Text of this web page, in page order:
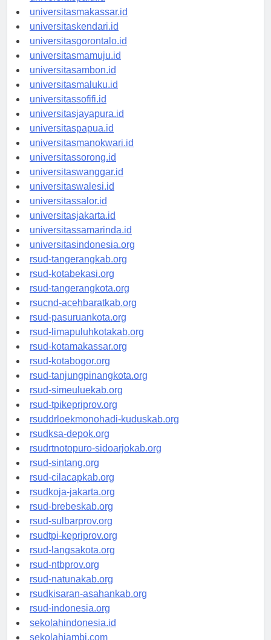
universitaspalu.id
universitasmakassar.id
universitaskendari.id
universitasgorontalo.id
universitasmamuju.id
universitasambon.id
universitasmaluku.id
universitassofifi.id
universitasjayapura.id
universitaspapua.id
universitasmanokwari.id
universitassorong.id
universitaswanggar.id
universitaswalesi.id
universitassalor.id
universitasjakarta.id
universitassamarinda.id
universitasindonesia.org
rsud-tangerangkab.org
rsud-kotabekasi.org
rsud-tangerangkota.org
rsucnd-acehbaratkab.org
rsud-pasuruankota.org
rsud-limapuluhkotakab.org
rsud-kotamakassar.org
rsud-kotabogor.org
rsud-tanjungpinangkota.org
rsud-simeuluekab.org
rsud-tpikepriprov.org
rsuddrloekmonohadi-kuduskab.org
rsudksa-depok.org
rsudrtnotopuro-sidoarjokab.org
rsud-sintang.org
rsud-cilacapkab.org
rsudkoja-jakarta.org
rsud-brebeskab.org
rsud-sulbarprov.org
rsudtpi-kepriprov.org
rsud-langsakota.org
rsud-ntbprov.org
rsud-natunakab.org
rsudkisaran-asahankab.org
rsud-indonesia.org
sekolahindonesia.id